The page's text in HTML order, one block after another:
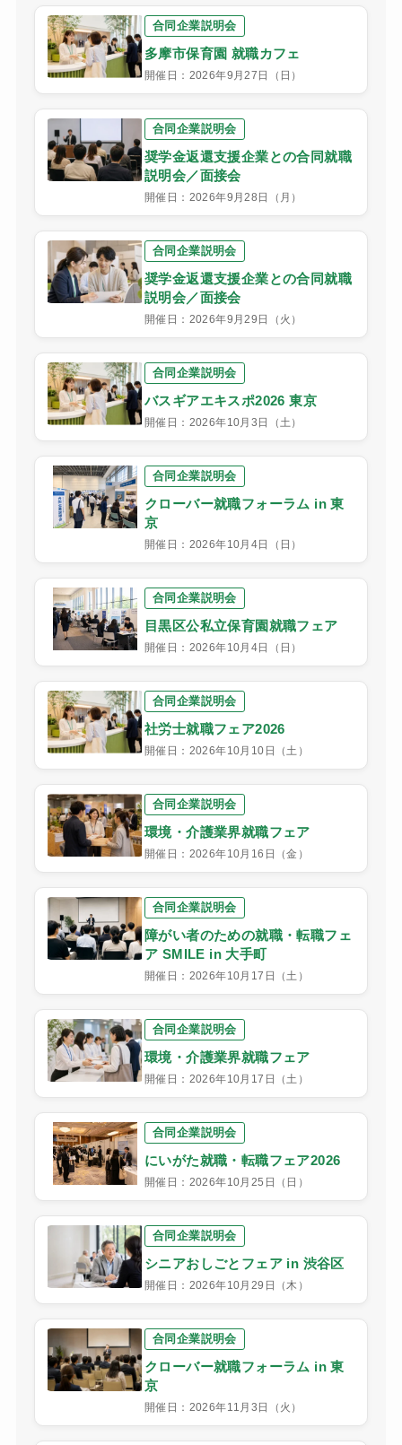
合同企業説明会
多摩市保育園 就職カフェ
開催日：2026年9月27日（日）
合同企業説明会
奨学金返還支援企業との合同就職
説明会／面接会
開催日：2026年9月28日（月）
合同企業説明会
奨学金返還支援企業との合同就職
説明会／面接会
開催日：2026年9月29日（火）
合同企業説明会
バスギアエキスポ2026 東京
開催日：2026年10月3日（土）
合同企業説明会
クローバー就職フォーラム in 東
京
開催日：2026年10月4日（日）
合同企業説明会
目黒区公私立保育園就職フェア
開催日：2026年10月4日（日）
合同企業説明会
社労士就職フェア2026
開催日：2026年10月10日（土）
合同企業説明会
環境・介護業界就職フェア
開催日：2026年10月16日（金）
合同企業説明会
障がい者のための就職・転職フェ
ア SMILE in 大手町
開催日：2026年10月17日（土）
合同企業説明会
環境・介護業界就職フェア
開催日：2026年10月17日（土）
合同企業説明会
にいがた就職・転職フェア2026
開催日：2026年10月25日（日）
合同企業説明会
シニアおしごとフェア in 渋谷区
開催日：2026年10月29日（木）
合同企業説明会
クローバー就職フォーラム in 東
京
開催日：2026年11月3日（火）